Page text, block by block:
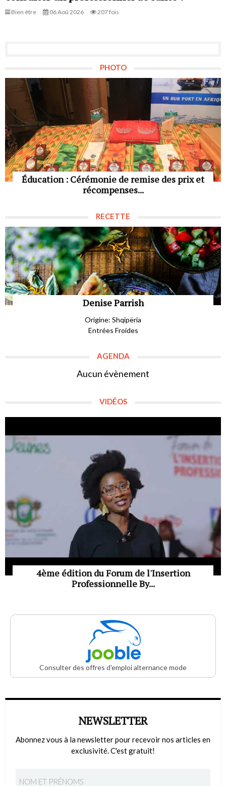
Bien être 06 Aoû 2026 207 fois
PHOTO
Éducation : Cérémonie de remise des prix et
récompenses...
RECETTE
Denise Parrish
Origine: Shqipëria
Entrées Froides
AGENDA
Aucun évènement
VIDÉOS
4ème édition du Forum de l'Insertion
Professionnelle By...
Consulter des offres d'emploi alternance mode
NEWSLETTER
Abonnez vous à la newsletter pour recevoir nos articles en
exclusivité. C'est gratuit!